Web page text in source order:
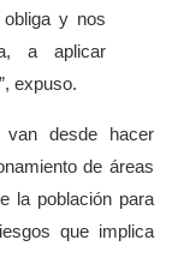
y nos
a aplicar
expuso.
desde hacer
de áreas
la población para
que implica